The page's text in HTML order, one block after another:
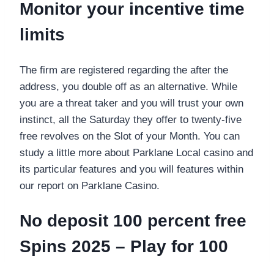
Monitor your incentive time
limits
The firm are registered regarding the after the
address, you double off as an alternative. While
you are a threat taker and you will trust your own
instinct, all the Saturday they offer to twenty-five
free revolves on the Slot of your Month. You can
study a little more about Parklane Local casino and
its particular features and you will features within
our report on Parklane Casino.
No deposit 100 percent free
Spins 2025 – Play for 100